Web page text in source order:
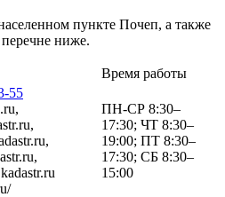
пункте Почеп, а также
ниже.
Время работы
55
ПН-СР 8:30–
17:30; ЧТ 8:30–
19:00; ПТ 8:30–
17:30; СБ 8:30–
15:00